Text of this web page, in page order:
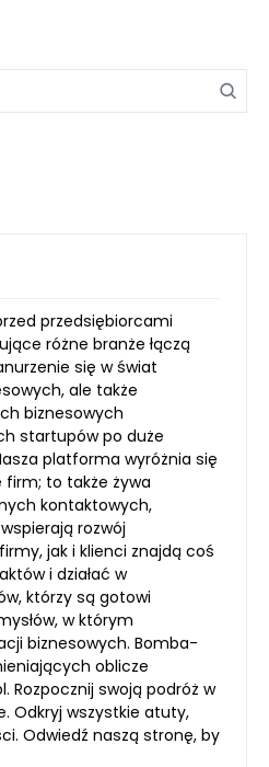
przedsiębiorcami
różne branże łączą
się w świat
ale także
biznesowych
startupów po duże
platforma wyróżnia się
firm; to także żywa
kontaktowych,
rozwój
jak i klienci znajdą coś
i działać w
którzy są gotowi
w którym
biznesowych. Bomba-
oblicze
Rozpocznij swoją podróż w
Odkryj wszystkie atuty,
Odwiedź naszą stronę, by